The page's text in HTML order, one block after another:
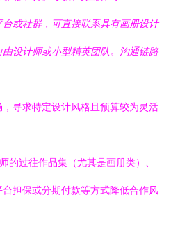
或社群，可直接联系具有画册设计
设计师或小型精英团队。沟通链路
，寻求特定设计风格且预算较为灵活
的过往作品集（尤其是画册类）、
担保或分期付款等方式降低合作风